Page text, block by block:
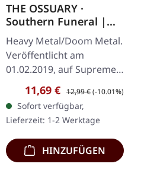
THE OSSUARY ·
Southern Funeral |
DIGIPAK CD
Heavy Metal/Doom Metal.
Veröffentlicht am
01.02.2019, auf Supreme
Chaos Records.
Erstauflage als CD im
DigiPak mit 12-seitigem
Booklet. Geht es dir…
Verkaufspreis:
11,69 € Regulärer Preis:
12,99 €(-10.01%)
Sofort verfügbar,
Lieferzeit: 1-2 Werktage
HINZUFÜGEN